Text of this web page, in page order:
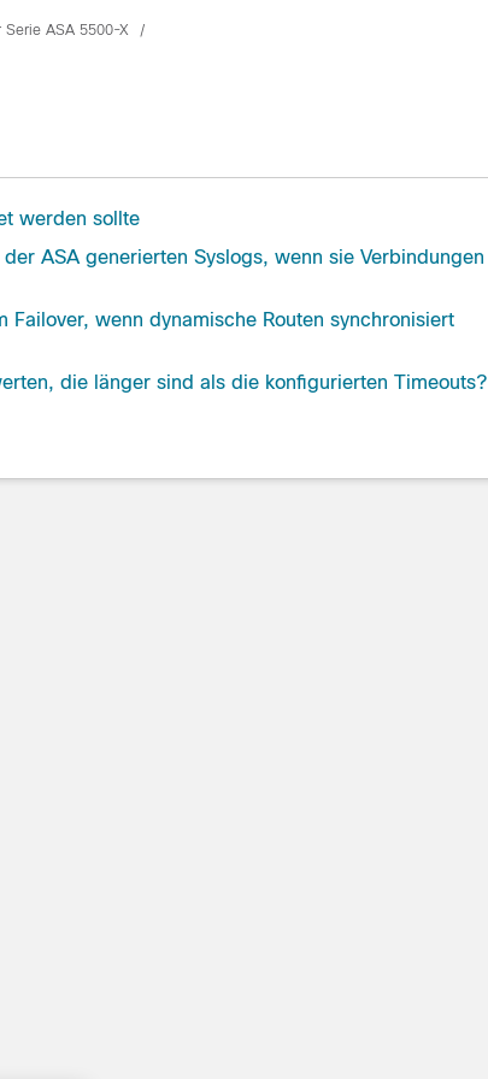
ASA 5500-X
werden sollte
ASA generierten Syslogs, wenn sie Verbindungen
wenn dynamische Routen synchronisiert
die länger sind als die konfigurierten Timeouts?